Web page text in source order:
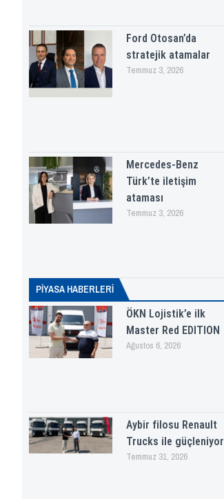
Ford Otosan’da
stratejik atamalar
Temmuz 3, 2026
Mercedes-Benz
Türk’te iletişim
ataması
Temmuz 3, 2026
PİYASA HABERLERI
ÖKN Lojistik’e ilk
Master Red EDITION
Ağustos 6, 2026
Aybir filosu Renault
Trucks ile güçleniyor
Temmuz 31, 2026